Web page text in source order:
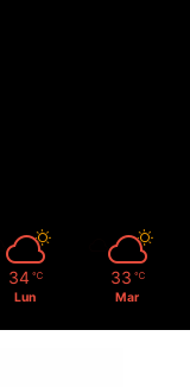
34 ℃
Lun
33 ℃
Mar